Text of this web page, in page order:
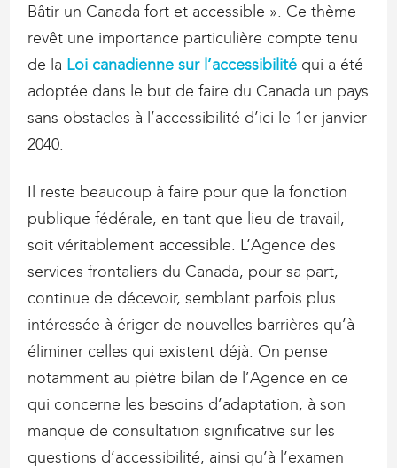
Bâtir un Canada fort et accessible ». Ce thème
revêt une importance particulière compte tenu
de la Loi canadienne sur l’accessibilité qui a été
adoptée dans le but de faire du Canada un pays
sans obstacles à l’accessibilité d’ici le 1er janvier
2040.
Il reste beaucoup à faire pour que la fonction
publique fédérale, en tant que lieu de travail,
soit véritablement accessible. L’Agence des
services frontaliers du Canada, pour sa part,
continue de décevoir, semblant parfois plus
intéressée à ériger de nouvelles barrières qu’à
éliminer celles qui existent déjà. On pense
notamment au piètre bilan de l’Agence en ce
qui concerne les besoins d’adaptation, à son
manque de consultation significative sur les
questions d’accessibilité, ainsi qu’à l’examen